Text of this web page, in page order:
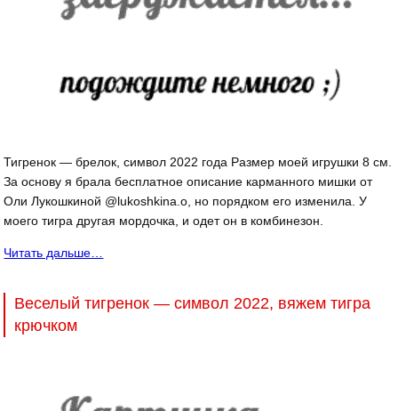
Тигренок — брелок, символ 2022 года Размер моей игрушки 8 см.
За основу я брала бесплатное описание карманного мишки от
Оли Лукошкиной @lukoshkina.o, но порядком его изменила. У
моего тигра другая мордочка, и одет он в комбинезон.
Читать дальше…
Веселый тигренок — символ 2022, вяжем тигра
крючком